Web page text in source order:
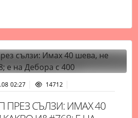
02:27 14712
ПРЕЗ СЪЛЗИ: ИМАХ 40